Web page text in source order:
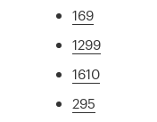
169
1299
1610
295